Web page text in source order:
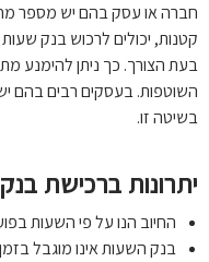
או עסק בהם יש מספר
יכולים לרכוש בנק שעות
הצורך. כך ניתן להימנע
בעסקים רבים בהם יש
זו.
ברכישת בנק
החיוב הנו על פי השעות
בנק השעות אינו מוגבל